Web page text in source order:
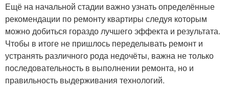
Ещё на начальной стадии важно узнать определённые
рекомендации по ремонту квартиры следуя которым
можно добиться гораздо лучшего эффекта и результата.
Чтобы в итоге не пришлось переделывать ремонт и
устранять различного рода недочёты, важна не только
последовательность в выполнении ремонта, но и
правильность выдерживания технологий.